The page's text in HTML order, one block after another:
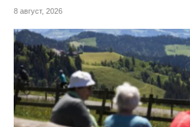
8 август, 2026